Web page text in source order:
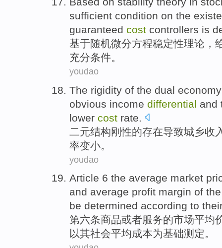
sufficient condition on the
guaranteed cost controllers is
基于随机微分方程稳定性理论 ，
充分条件。
youdao
The rigidity of the dual
obvious income differential and
lower cost rate
二元结构刚性的存在导致城乡收
率变小。
youdao
Article 6 the average market
and average profit margin of the
be determined according to
第六条商品或者服务的市场平均
以其社会平均成本为基础测定。